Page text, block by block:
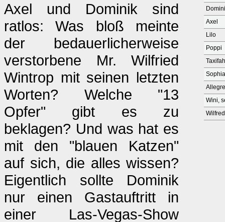
Axel und Dominik sind
ratlos: Was bloß meinte
der bedauerlicherweise
verstorbene Mr. Wilfried
Wintrop mit seinen letzten
Worten? Welche "13
Opfer" gibt es zu
beklagen? Und was hat es
mit den "blauen Katzen"
auf sich, die alles wissen?
Eigentlich sollte Dominik
nur einen Gastauftritt in
einer Las-Vegas-Show
Axel
Lilo
Poppi
Sophia
Wini,